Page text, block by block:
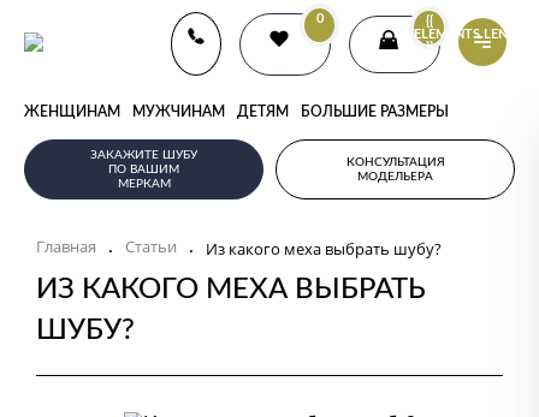
0
{{
ELEMENTS.LENGTH
}}
ЖЕНЩИНАМ МУЖЧИНАМ ДЕТЯМ БОЛЬШИЕ РАЗМЕРЫ
ЗАКАЖИТЕ ШУБУ
ПО ВАШИМ
МЕРКАМ
КОНСУЛЬТАЦИЯ
МОДЕЛЬЕРА
Главная . Статьи . Из какого меха выбрать шубу?
ИЗ КАКОГО МЕХА ВЫБРАТЬ
ШУБУ?